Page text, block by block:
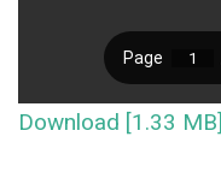
Download [1.33 MB]